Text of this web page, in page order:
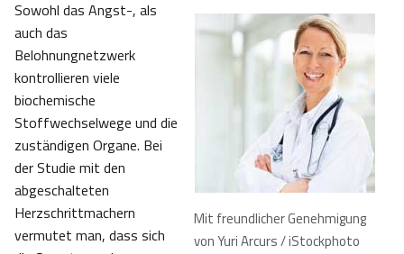
Mit freundlicher Genehmigung
von Yuri Arcurs / iStockphoto
Sowohl das Angst-, als
auch das
Belohnungnetzwerk
kontrollieren viele
biochemische
Stoffwechselwege und die
zuständigen Organe. Bei
der Studie mit den
abgeschalteten
Herzschrittmachern
vermutet man, dass sich